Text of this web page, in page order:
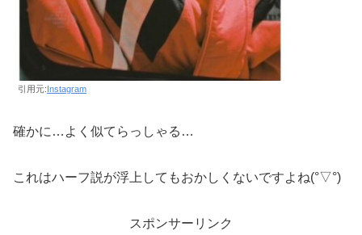
引用元: Instagram
確かに…よく似てらっしゃる…
これはハーフ説が浮上してもおかしくないですよね(°▽°)
スポンサーリンク